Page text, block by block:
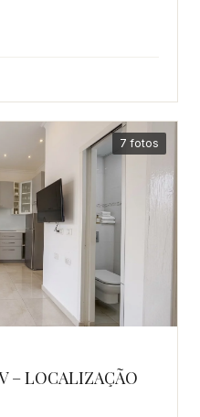
7 fotos
– LOCALIZAÇÃO